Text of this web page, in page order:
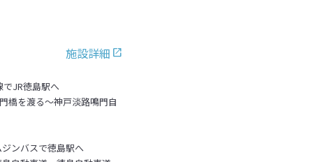
施設詳細
JR徳島駅へ
橋を渡る～神戸淡路鳴門自
ンバスで徳島駅へ